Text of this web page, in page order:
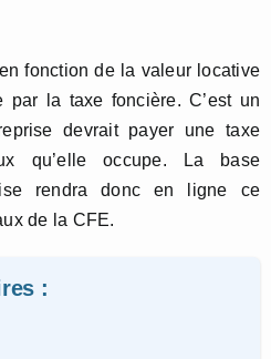
fonction de la valeur locative
par la taxe foncière. C’est un
devrait payer une taxe
qu’elle occupe. La base
rendra donc en ligne ce
de la CFE.
: